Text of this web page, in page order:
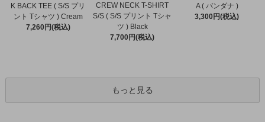
K BACK TEE ( S/S プリ
ント Tシャツ ) Cream
7,260円(税込)
CREW NECK T-SHIRT
S/S ( S/S プリント Tシャ
ツ ) Black
7,700円(税込)
A ( バンダナ )
3,300円(税込)
もっと見る